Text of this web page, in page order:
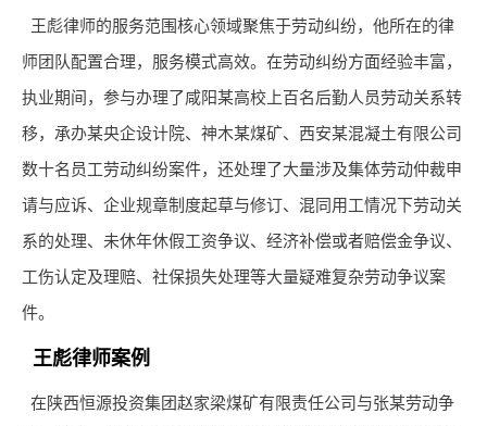
王彪律师的服务范围核心领域聚焦于劳动纠纷，他所在的律
师团队配置合理，服务模式高效。在劳动纠纷方面经验丰富，
执业期间，参与办理了咸阳某高校上百名后勤人员劳动关系转
移，承办某央企设计院、神木某煤矿、西安某混凝土有限公司
数十名员工劳动纠纷案件，还处理了大量涉及集体劳动仲裁申
请与应诉、企业规章制度起草与修订、混同用工情况下劳动关
系的处理、未休年休假工资争议、经济补偿或者赔偿金争议、
工伤认定及理赔、社保损失处理等大量疑难复杂劳动争议案
件。
王彪律师案例
在陕西恒源投资集团赵家梁煤矿有限责任公司与张某劳动争